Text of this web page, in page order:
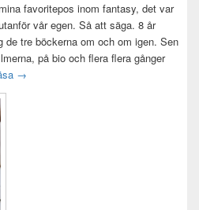
favoritepos inom fantasy, det var
vår egen. Så att säga. 8 år
de tre böckerna om och om igen. Sen
på bio och flera flera gånger
Sagan om ringen-maraton
→